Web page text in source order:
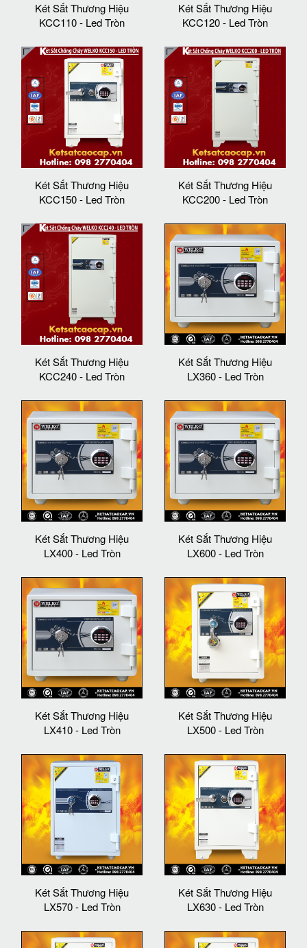
Két Sắt Thương Hiệu
KCC110 - Led Tròn
Két Sắt Thương Hiệu
KCC120 - Led Tròn
Két Sắt Thương Hiệu
KCC150 - Led Tròn
Két Sắt Thương Hiệu
KCC200 - Led Tròn
Két Sắt Thương Hiệu
KCC240 - Led Tròn
Két Sắt Thương Hiệu
LX360 - Led Tròn
Két Sắt Thương Hiệu
LX400 - Led Tròn
Két Sắt Thương Hiệu
LX600 - Led Tròn
Két Sắt Thương Hiệu
LX410 - Led Tròn
Két Sắt Thương Hiệu
LX500 - Led Tròn
Két Sắt Thương Hiệu
LX570 - Led Tròn
Két Sắt Thương Hiệu
LX630 - Led Tròn